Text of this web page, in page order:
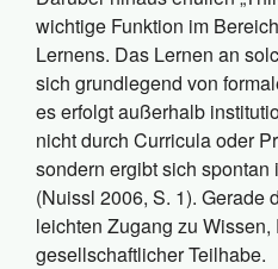
wichtige Funktion im
Lernens. Das Lernen an
sich grundlegend von
es erfolgt außerhalb
nicht durch Curricula oder
sondern ergibt sich
(Nuissl 2006, S. 1). Gerade
leichten Zugang zu
gesellschaftlicher Teilhabe.